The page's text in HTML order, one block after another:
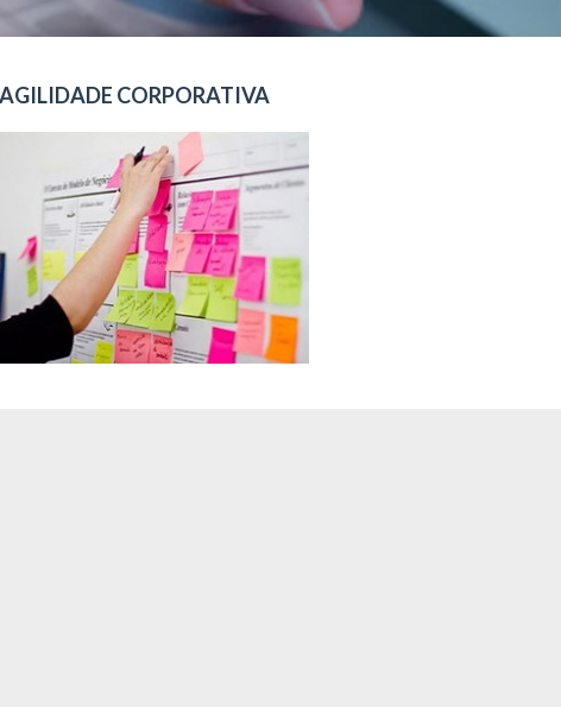
AGILIDADE CORPORATIVA